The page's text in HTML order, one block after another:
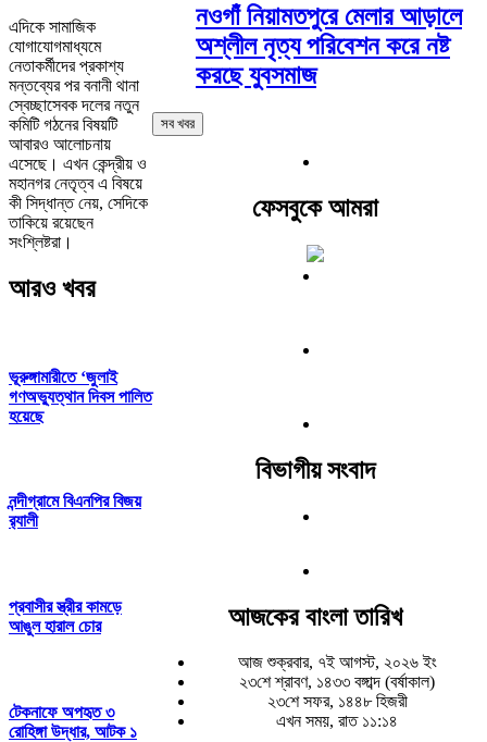
এদিকে সামাজিক
যোগাযোগমাধ্যমে
নেতাকর্মীদের প্রকাশ্য
মন্তব্যের পর বনানী থানা
স্বেচ্ছাসেবক দলের নতুন
কমিটি গঠনের বিষয়টি
আবারও আলোচনায়
এসেছে। এখন কেন্দ্রীয় ও
মহানগর নেতৃত্ব এ বিষয়ে
কী সিদ্ধান্ত নেয়, সেদিকে
তাকিয়ে রয়েছেন
সংশ্লিষ্টরা।
আরও খবর
ভূরুঙ্গামারীতে ‘জুলাই
গণঅভ্যুত্থান দিবস পালিত
হয়েছে
নন্দীগ্রামে বিএনপির বিজয়
র‌্যালী
প্রবাসীর স্ত্রীর কামড়ে
আঙুল হারাল চোর
টেকনাফে অপহৃত ৩
রোহিঙ্গা উদ্ধার, আটক ১
নওগাঁ নিয়ামতপুরে মেলার আড়ালে
অশ্লীল নৃত্য পরিবেশন করে নষ্ট
করছে যুবসমাজ
সব খবর
ফেসবুকে আমরা
বিভাগীয় সংবাদ
আজকের বাংলা তারিখ
আজ শুক্রবার, ৭ই আগস্ট, ২০২৬ ইং
২৩শে শ্রাবণ, ১৪৩৩ বঙ্গাব্দ (বর্ষাকাল)
২৩শে সফর, ১৪৪৮ হিজরী
এখন সময়, রাত ১১:১৪